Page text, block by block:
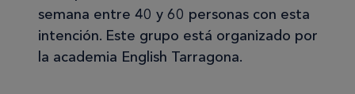
semana entre 40 y 60 personas con esta
intención. Este grupo está organizado por
la academia English Tarragona.